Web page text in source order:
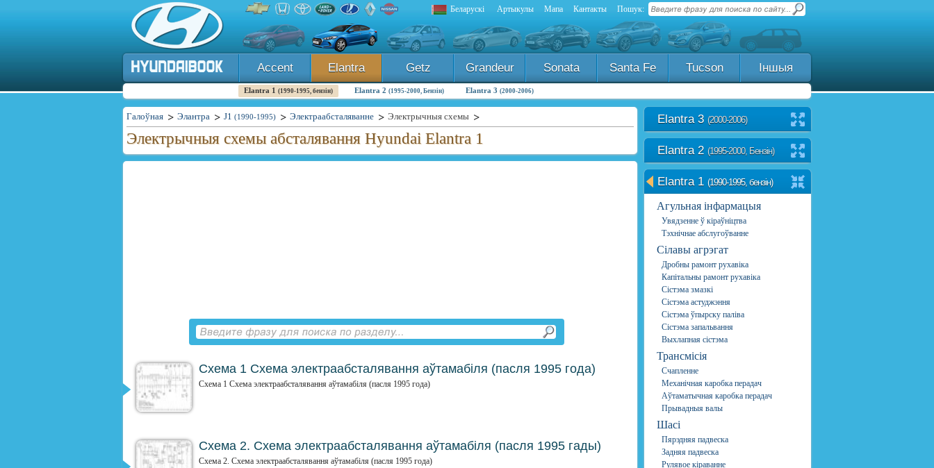
Беларускі Артыкулы Мапа Кантакты Пошук:
Accent Elantra Getz Grandeur Sonata Santa Fe Tucson Іншыя
Elantra 1 (1990-1995, бензін) Elantra 2 (1995-2000, Бензін) Elantra 3 (2000-2006)
Галоўная Элантра J1 (1990-1995) Электраабсталяванне Электрычныя схемы
Электрычныя схемы абсталявання Hyundai Elantra 1
Схема 1 Схема электраабсталявання аўтамабіля (пасля 1995 года)
Схема 1 Схема электраабсталявання аўтамабіля (пасля 1995 года)
Схема 2. Схема электраабсталявання аўтамабіля (пасля 1995 гады)
Схема 2. Схема электраабсталявання аўтамабіля (пасля 1995 года)
Elantra 3 (2000-2006)
Elantra 2 (1995-2000, Бензін)
Elantra 1 (1990-1995, бензін)
Агульная інфармацыя
Увядзенне ў кіраўніцтва
Тэхнічнае абслугоўванне
Сілавы агрэгат
Дробны рамонт рухавіка
Капітальны рамонт рухавіка
Сістэма змазкі
Сістэма астуджэння
Сістэма ўпырску паліва
Сістэма запальвання
Выхлапная сістэма
Трансмісія
Счапленне
Механічная каробка перадач
Аўтаматычная каробка перадач
Прывадныя валы
Шасі
Пярэдняя падвеска
Задняя падвеска
Рулявое кіраванне